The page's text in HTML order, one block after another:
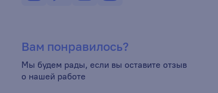
Вам понравилось?
Мы будем рады, если вы оставите отзыв
о нашей работе